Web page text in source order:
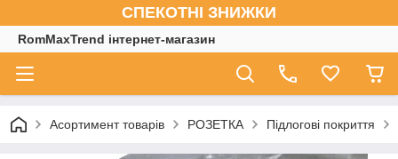
СПЕКОТНІ ЗНИЖКИ
RomMaxTrend інтернет-магазин
Асортимент товарів РОЗЕТКА Підлогові покриття